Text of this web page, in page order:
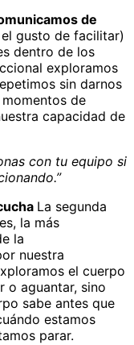
de
gusto de facilitar)
dentro de los
exploramos
sin darnos
de
capacidad de
con tu equipo si
La segunda
la más
la
nuestra
el cuerpo
o aguantar, sino
sabe antes que
estamos
parar.